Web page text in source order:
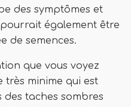
des symptômes et
également être
de semences.
que vous voyez
minime qui est
taches sombres